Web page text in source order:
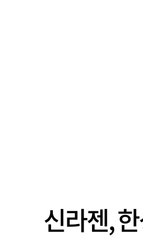
신라젠,